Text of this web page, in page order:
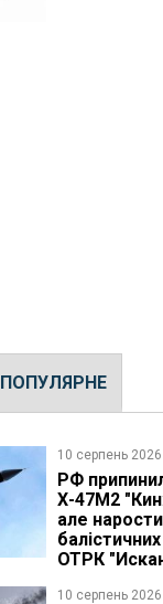
ПОПУЛЯРНЕ
10 серпень 2026
РФ
Х-47М2
але
ОТРК
10 серпень 2026